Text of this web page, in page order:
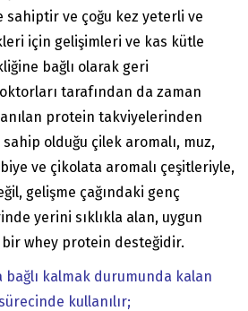
ve çoğu kez yeterli ve
için gelişimleri ve kas kütle
bağlı olarak geri
tarafından da zaman
protein takviyelerinden
olduğu çilek aromalı, muz,
ve çikolata aromalı çeşitleriyle,
gelişme çağındaki genç
yerini sıklıkla alan, uygun
whey protein desteğidir.
bağlı kalmak durumunda kalan
kullanılır;